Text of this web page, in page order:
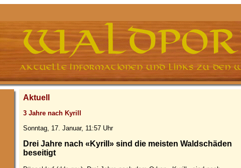
Aktuell
3 Jahre nach Kyrill
Sonntag, 17. Januar, 11:57 Uhr
Drei Jahre nach «Kyrill» sind die meisten Waldschäden
beseitigt